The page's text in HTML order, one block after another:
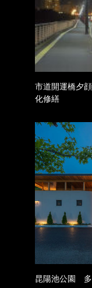
市道開運橋夕
化修繕
昆陽池公園 多